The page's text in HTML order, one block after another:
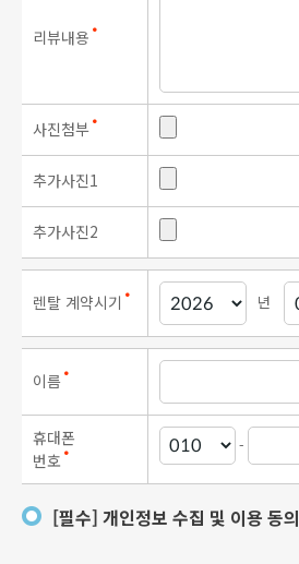
리뷰내용 ●
사진첨부 ●
추가사진1
추가사진2
렌탈 계약시기 ● 년
이름 ●
휴대폰
번호
● -
[필수] 개인정보 수집 및 이용 동의